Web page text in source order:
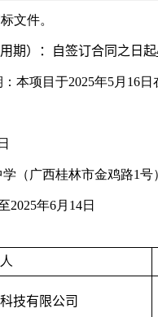
文件。
期）： 自签订合同之日起
本项目于2025年5月 16日
（广西桂林市金鸡路1号
2025年6月 14日
技有限公司